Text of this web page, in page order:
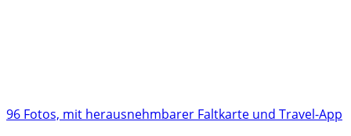
96 Fotos, mit herausnehmbarer Faltkarte und Travel-App